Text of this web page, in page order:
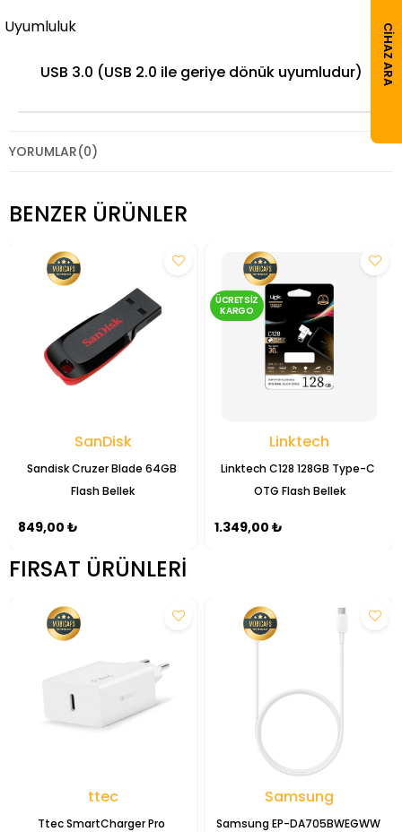
Uyumluluk
USB 3.0 (USB 2.0 ile geriye dönük uyumludur)
YORUMLAR(0)
BENZER ÜRÜNLER
SanDisk
Sandisk Cruzer Blade 64GB
Flash Bellek
849,00 ₺
Linktech
Linktech C128 128GB Type-C
OTG Flash Bellek
ÜCRETSIZ
KARGO
1.349,00 ₺
FIRSAT ÜRÜNLERI
ttec
Ttec SmartCharger Pro
Samsung
Samsung EP-DA705BWEGWW
CIHAZ ARA